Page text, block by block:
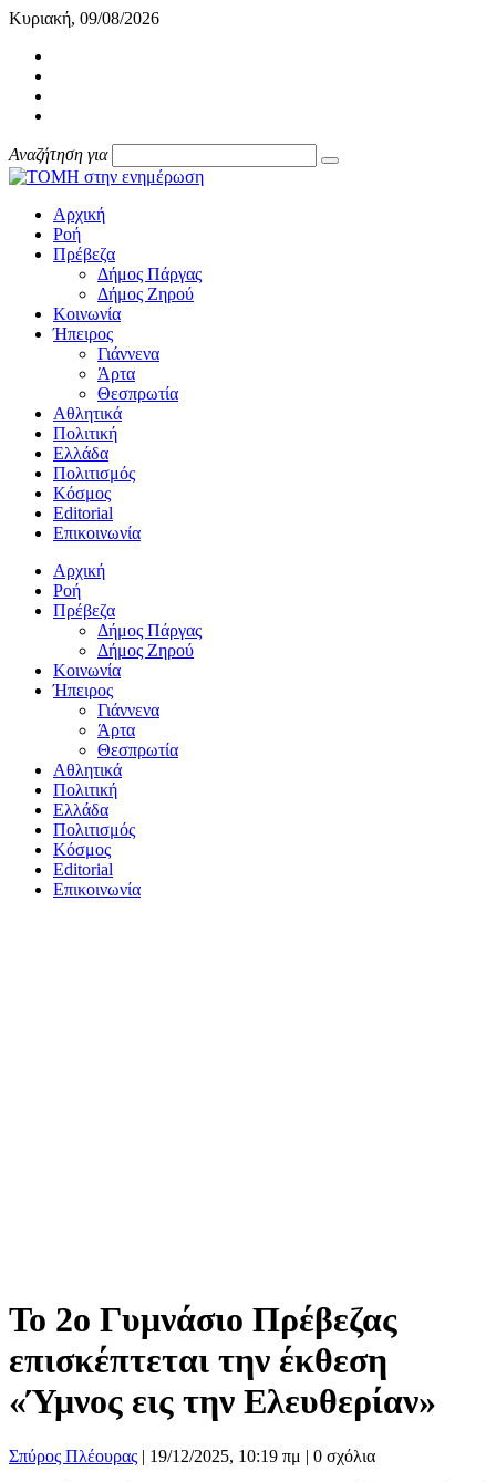
Κυριακή, 09/08/2026
Αναζήτηση για
Αρχική
Ροή
Πρέβεζα
Δήμος Πάργας
Δήμος Ζηρού
Κοινωνία
Ήπειρος
Γιάννενα
Άρτα
Θεσπρωτία
Αθλητικά
Πολιτική
Ελλάδα
Πολιτισμός
Κόσμος
Editorial
Επικοινωνία
Αρχική
Ροή
Πρέβεζα
Δήμος Πάργας
Δήμος Ζηρού
Κοινωνία
Ήπειρος
Γιάννενα
Άρτα
Θεσπρωτία
Αθλητικά
Πολιτική
Ελλάδα
Πολιτισμός
Κόσμος
Editorial
Επικοινωνία
Το 2ο Γυμνάσιο Πρέβεζας
επισκέπτεται την έκθεση
«Ύμνος εις την Ελευθερίαν»
Σπύρος Πλέουρας | 19/12/2025, 10:19 πμ | 0 σχόλια